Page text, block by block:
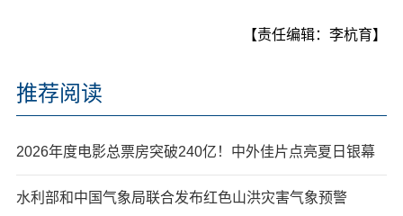
【责任编辑：李杭育】
推荐阅读
2026年度电影总票房突破240亿！中外佳片点亮夏日银幕
水利部和中国气象局联合发布红色山洪灾害气象预警